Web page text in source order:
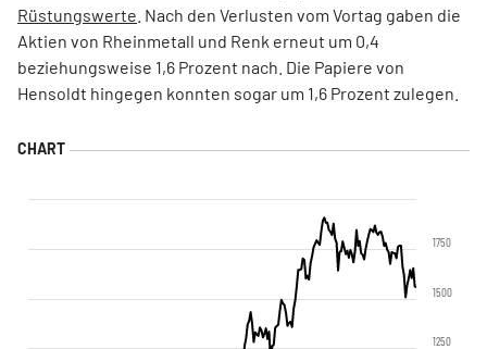
Rüstungswerte . Nach den Verlusten vom Vortag gaben die
Aktien von Rheinmetall und Renk erneut um 0,4
beziehungsweise 1,6 Prozent nach. Die Papiere von
Hensoldt hingegen konnten sogar um 1,6 Prozent zulegen.
1250
1500
1750